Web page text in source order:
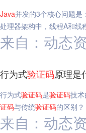
Java并发的3个核心问题是
处理器架构中，线程A和线
来自：动态
行为式验证码原理是
行为式验证码是验证码技
证码与传统验证码的区别？
来自：动态